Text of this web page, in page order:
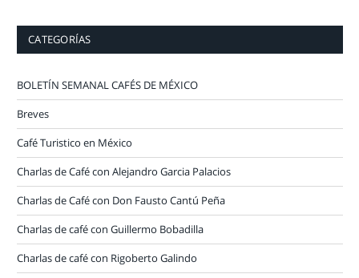
CATEGORÍAS
BOLETÍN SEMANAL CAFÉS DE MÉXICO
Breves
Café Turistico en México
Charlas de Café con Alejandro Garcia Palacios
Charlas de Café con Don Fausto Cantú Peña
Charlas de café con Guillermo Bobadilla
Charlas de café con Rigoberto Galindo